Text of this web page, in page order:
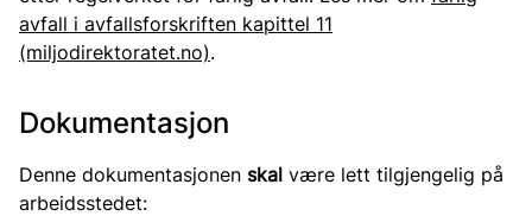
avfall i avfallsforskriften kapittel 11
(miljodirektoratet.no).
Dokumentasjon
Denne dokumentasjonen skal være lett tilgjengelig på
arbeidsstedet: